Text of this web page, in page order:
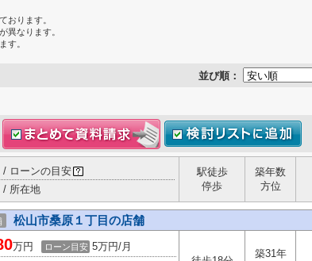
おります。
異なります。
す。
並び順：
/ ローンの目安
/ 所在地
駅徒歩
停歩
築年数
方位
松山市桑原１丁目の店舗
万円 ローン目安 5万円/月
築31年